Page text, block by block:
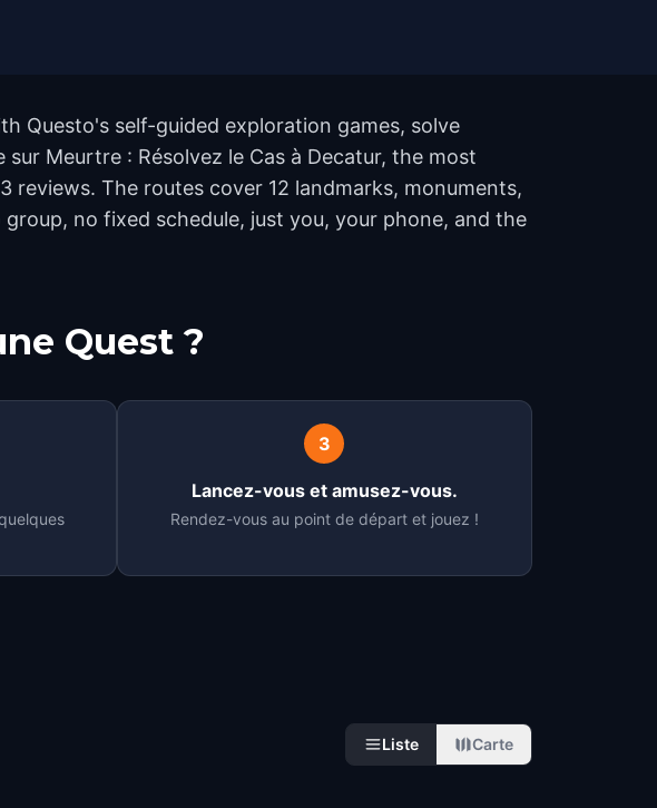
Questo's self-guided exploration games, solve
Meurtre : Résolvez le Cas à Decatur, the most
reviews. The routes cover 12 landmarks, monuments,
no fixed schedule, just you, your phone, and the
Quest ?
3
Lancez-vous et amusez-vous.
Rendez-vous au point de départ et jouez !
Liste Carte